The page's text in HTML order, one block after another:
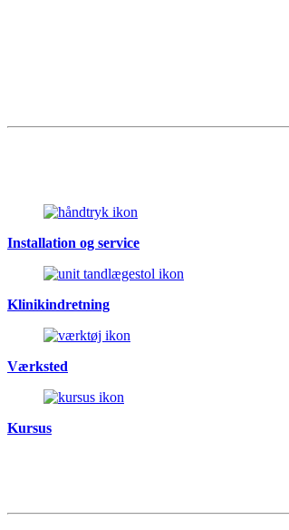
Installation og service
Klinikindretning
Værksted
Kursus